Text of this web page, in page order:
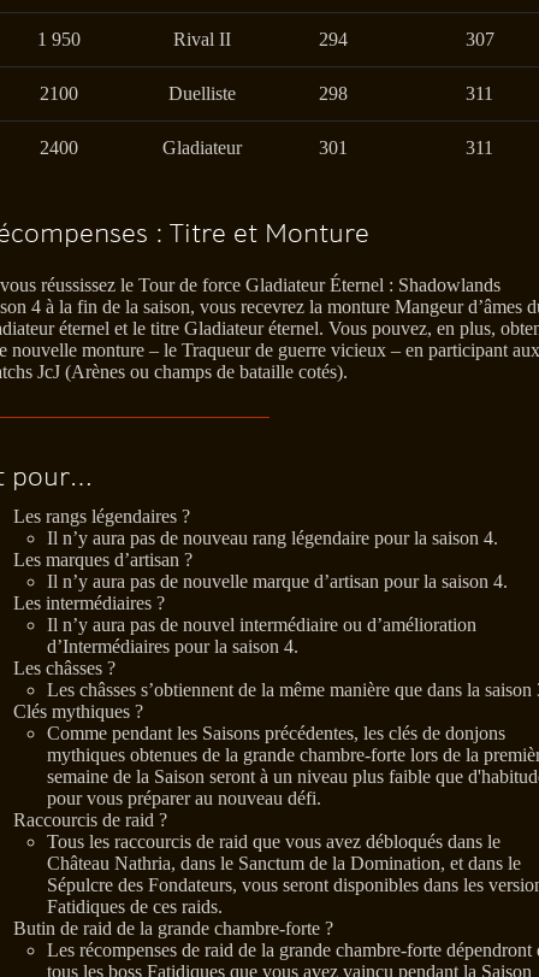
1 950 Rival II 294 307
2100 Duelliste 298 311
2400 Gladiateur 301 311
: Titre et Monture
réussissez le Tour de force Gladiateur Éternel : Shadowlands
4 à la fin de la saison, vous recevrez la monture Mangeur d’âmes
éternel et le titre Gladiateur éternel. Vous pouvez, en plus,
nouvelle monture – le Traqueur de guerre vicieux – en participant aux
JcJ (Arènes ou champs de bataille cotés).
pour…
Les rangs légendaires ?
Il n’y aura pas de nouveau rang légendaire pour la saison 4.
Les marques d’artisan ?
Il n’y aura pas de nouvelle marque d’artisan pour la saison 4.
Les intermédiaires ?
Il n’y aura pas de nouvel intermédiaire ou d’amélioration
d’Intermédiaires pour la saison 4.
Les châsses ?
Les châsses s’obtiennent de la même manière que dans la saison
Clés mythiques ?
Comme pendant les Saisons précédentes, les clés de donjons
mythiques obtenues de la grande chambre-forte lors de la
semaine de la Saison seront à un niveau plus faible que
pour vous préparer au nouveau défi.
Raccourcis de raid ?
Tous les raccourcis de raid que vous avez débloqués dans le
Château Nathria, dans le Sanctum de la Domination, et dans le
Sépulcre des Fondateurs, vous seront disponibles dans les
Fatidiques de ces raids.
Butin de raid de la grande chambre-forte ?
Les récompenses de raid de la grande chambre-forte dépendront
tous les boss Fatidiques que vous avez vaincu pendant la Saison